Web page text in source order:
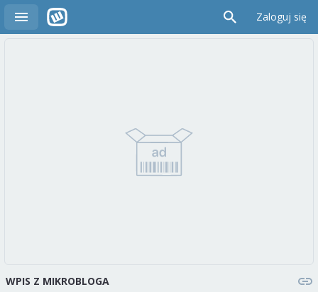
Zaloguj się
WPIS Z MIKROBLOGA